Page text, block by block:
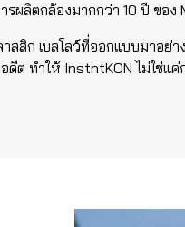
ลิตกล้องมากกว่า 10 ปี ของ
สิก เบลโลว์ที่ออกแบบมาอย่าง
ต ทำให้ InstntKON ไม่ใช่แค่